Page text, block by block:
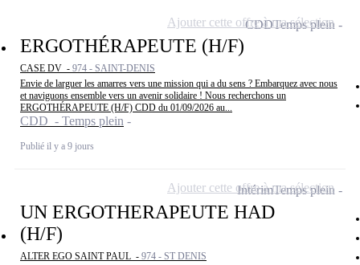
ERGOTHÉRAPEUTE (H/F)
CASE DV - 974 - SAINT-DENIS
Envie de larguer les amarres vers une mission qui a du sens ? Embarquez avec nous
et naviguons ensemble vers un avenir solidaire ! Nous recherchons un
ERGOTHÉRAPEUTE (H/F) CDD du 01/09/2026 au...
CDD - Temps plein
Publié il y a 9 jours
CDDTemps plein
Ajouter cette offre à ma sélection
UN ERGOTHERAPEUTE HAD
(H/F)
ALTER EGO SAINT PAUL - 974 - ST DENIS
IntérimTemps plein
Ajouter cette offre à ma sélection